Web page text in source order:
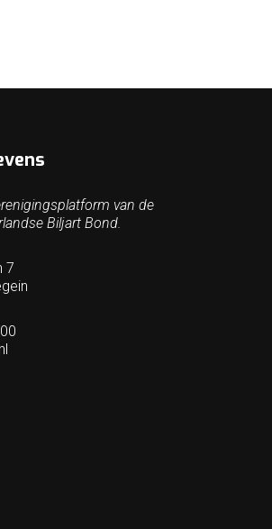
van de
Biljart Bond.
7